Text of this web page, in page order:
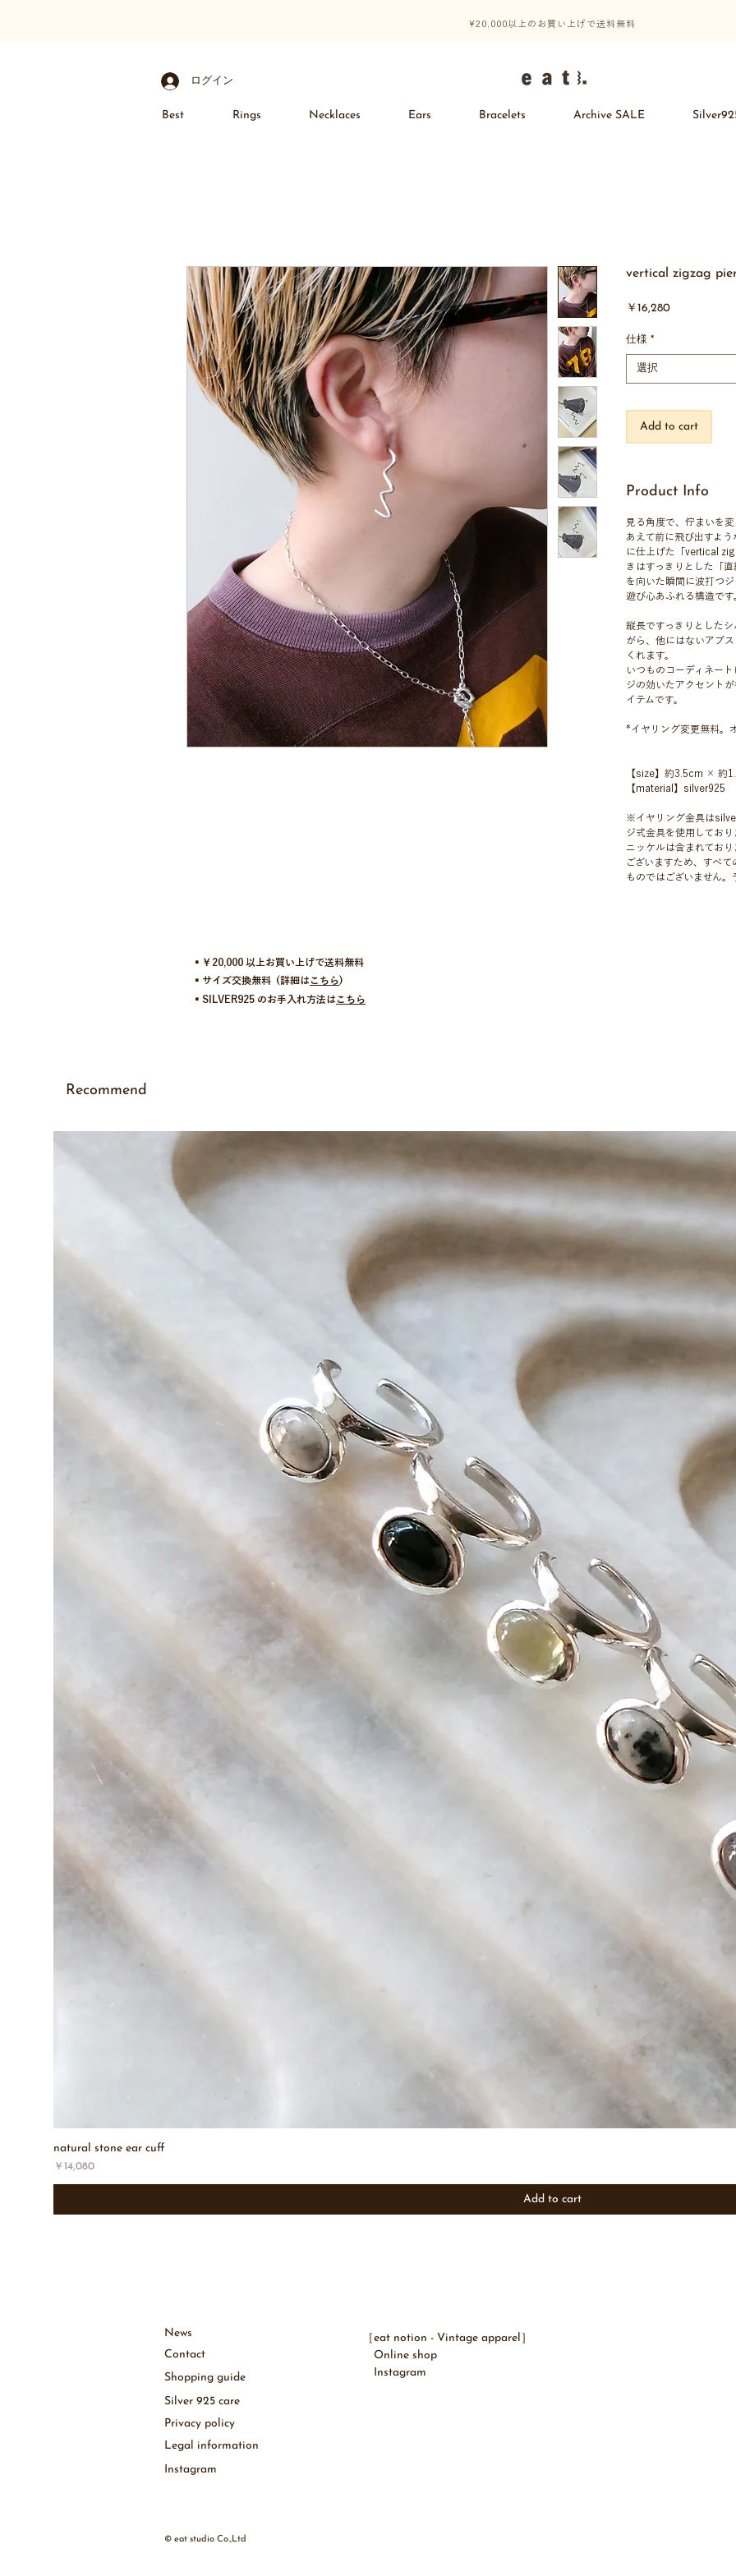
¥20,000以上のお買い上げで送料無料
ログイン
Best Rings Necklaces Ears Bracelets Archive SALE
vertical zigzag
￥16,280価
仕様 *
選択
Add to cart
Product Info
見る角度で、佇まいを
あえて前に飛び出すよ
に仕上げた「vertical
きはすっきりとした「
を向いた瞬間に波打つ
遊び心あふれる構造です
縦長ですっきりとした
がら、他にはないアブ
くれます。
いつものコーディネー
ジの効いたアクセント
イテムです。
*イヤリング変更無料。
【size】約3.5cm × 約
【material】silver925
※イヤリング金具は
ジ式金具を使用しており
ニッケルは含まれてお
ございますため、すべ
ものではございません
▪︎￥20,000 以上お買い上げで送料無料
▪︎サイズ交換無料 (詳細は こちら)
▪︎SILVER925 のお手入れ方法は こちら
Recommend
natural stone ear cuff
価格
￥14,080
Add to cart
News
Contact
Shopping guide
［eat notion - ​Vintage apparel］
Online shop
Instagram
Silver 925 care
Privacy policy
Legal information
Instagram​
© eat studio Co.,Ltd